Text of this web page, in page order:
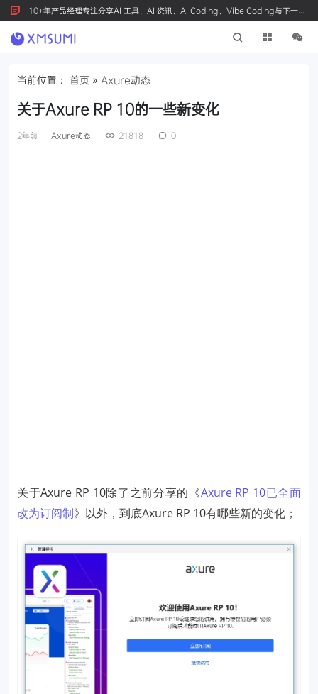
10+年产品经理专注分享AI 工具、AI 资讯、AI Coding、Vibe Coding与下一代
产品创新，按 Ctrl+D 收藏我们
当前位置： 首页 » Axure动态
关于Axure RP 10的一些新变化
2年前 Axure动态 21818 0
关于Axure RP 10除了之前分享的《Axure RP 10已全面
改为订阅制》以外，到底Axure RP 10有哪些新的变化；